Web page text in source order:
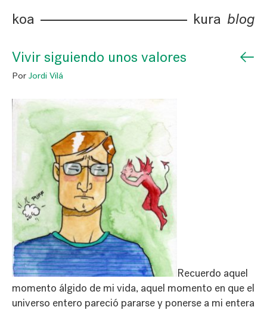
koa kura blog
Vivir siguiendo unos valores ←
Por Jordi Vilá
Recuerdo aquel
momento álgido de mi vida, aquel momento en que el
universo entero pareció pararse y ponerse a mi entera